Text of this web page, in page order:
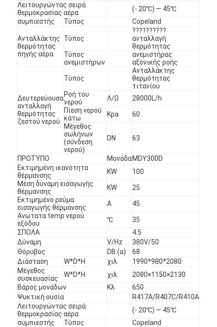
Λειτουργώντας σειρά
θερμοκρασίας αέρα
(- 20℃) — 45℃
συμπιεστής
Τύπος Copeland
Ανταλλάκτης
θερμότητας
πηγής αέρα
Τύπος
??????????
ανταλλαγή
θερμότητας
Τύπος
ανεμιστήρων
ανεμιστήρας
αξονικής ροής
Δευτερεύουσα
ανταλλαγή
θερμότητας
ζεστού νερού
Τύπος
Ανταλλάκτης
θερμότητας
τιτανίου
Ροή του
νερού
Λ/Ω
28000L/h
Πίεση νερού
κάτω
Kpa
60
Μέγεθος
σωλήνων
(σύνδεση
νερού)
DN 63
ΠΡΟΤΥΠΟ ΜονάδαMDY300D
Εκτιμημένη ικανότητα
θέρμανσης
KW
100
Μέση δύναμη εισαγωγής
θέρμανσης
KW
25
Εκτιμημένο ρεύμα
εισαγωγής θέρμανσης
Α
45
Ανώτατα temp νερού
εξόδου
℃
35
ΣΠΟΛΑ
4.5
Δύναμη
V/Hz
380V/50
Θόρυβος
DB (α)
68
Διάσταση
W*D*H χιλ.
1990*980*2080
Μέγεθος
συσκευασίας
W*D*H χιλ.
2080×1150×2130
Βάρος μονάδων
Κλ
650
Ψυκτική ουσία
R417A/R407C/R410A
Λειτουργώντας σειρά
θερμοκρασίας αέρα
(- 20℃) — 45℃
συμπιεστής
Τύπος Copeland